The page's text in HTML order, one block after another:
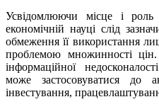
Усвідомлюючи місце і
економічній науці слід
обмеження її використання
проблемою множинності
інформаційної
може застосовуватися до
інвестування,